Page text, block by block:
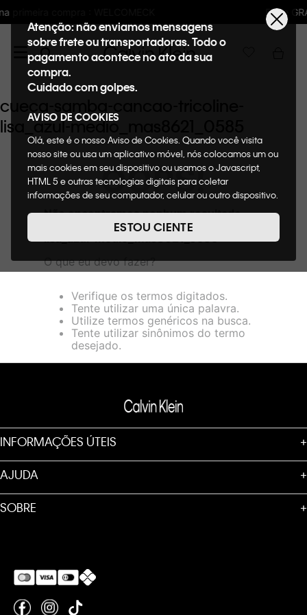
Frete GRÁTIS nas compras acima
Atenção: não enviamos mensagens
sobre frete ou transportadoras. Todo o
pagamento acontece no ato da sua
compra.
Cuidado com golpes.
AVISO DE COOKIES
Olá, este é o nosso Aviso de Cookies. Quando você visita
nosso site ou usa um aplicativo móvel, nós colocamos um ou
mais cookies em seu dispositivo ou usamos o Javascript,
HTML 5 e outras tecnologias digitais para coletar
informações de seu computador, celular ou outro dispositivo.
de cookies, informaremos quais cookies usaremos e quais
suas funções. A forma como processamos os dados
nosso Aviso de Privacidade. Quando você visita nosso site,
fornecer a você toda a funcionalidade do site, incluindo,
entre outros, a capacidade de comprar um item em nossa
loja virtual. Para maiores informações sobre o nosso aviso de
Cookies acesse o link.
ESTOU CIENTE
cueca-samba-cancao-tricoline-
lisa_azul-medio_mas8621_0585
OOPS!
Não encontramos nenhum resultado
cueca-samba-cancao-tricoline-
lisa_azul-medio_mas8621_0585"
O que eu devo fazer?
Verifique os termos digitados.
Tente utilizar uma única palavra.
Utilize termos genéricos na busca.
Tente utilizar sinônimos do termo
desejado.
INFORMAÇÕES ÚTEIS +
AJUDA +
SOBRE +